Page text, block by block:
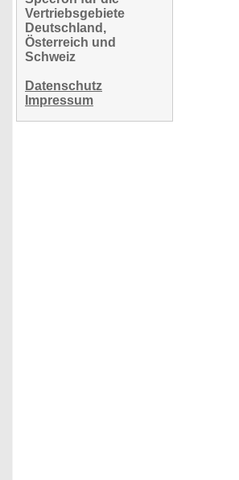
Vertriebsgebiete
Deutschland,
Österreich und
Schweiz
Datenschutz
Impressum